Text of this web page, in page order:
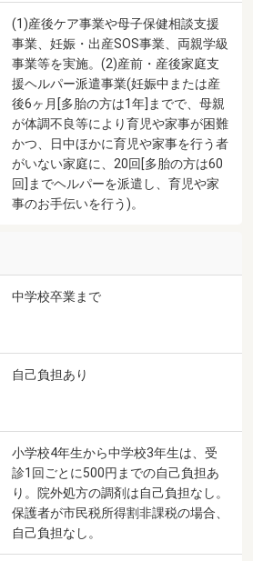
(1)産後ケア事業や母子保健相談支援
事業、妊娠・出産SOS事業、両親学級
事業等を実施。(2)産前・産後家庭支
援ヘルパー派遣事業(妊娠中または産
後6ヶ月[多胎の方は1年]までで、母親
が体調不良等により育児や家事が困難
かつ、日中ほかに育児や家事を行う者
がいない家庭に、20回[多胎の方は60
回]までヘルパーを派遣し、育児や家
事のお手伝いを行う)。
中学校卒業まで
自己負担あり
小学校4年生から中学校3年生は、受
診1回ごとに500円までの自己負担あ
り。院外処方の調剤は自己負担なし。
保護者が市民税所得割非課税の場合、
自己負担なし。